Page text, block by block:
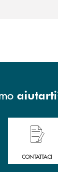
aiutarti
delle filiali .
Hai bisogno
CONTATTACI